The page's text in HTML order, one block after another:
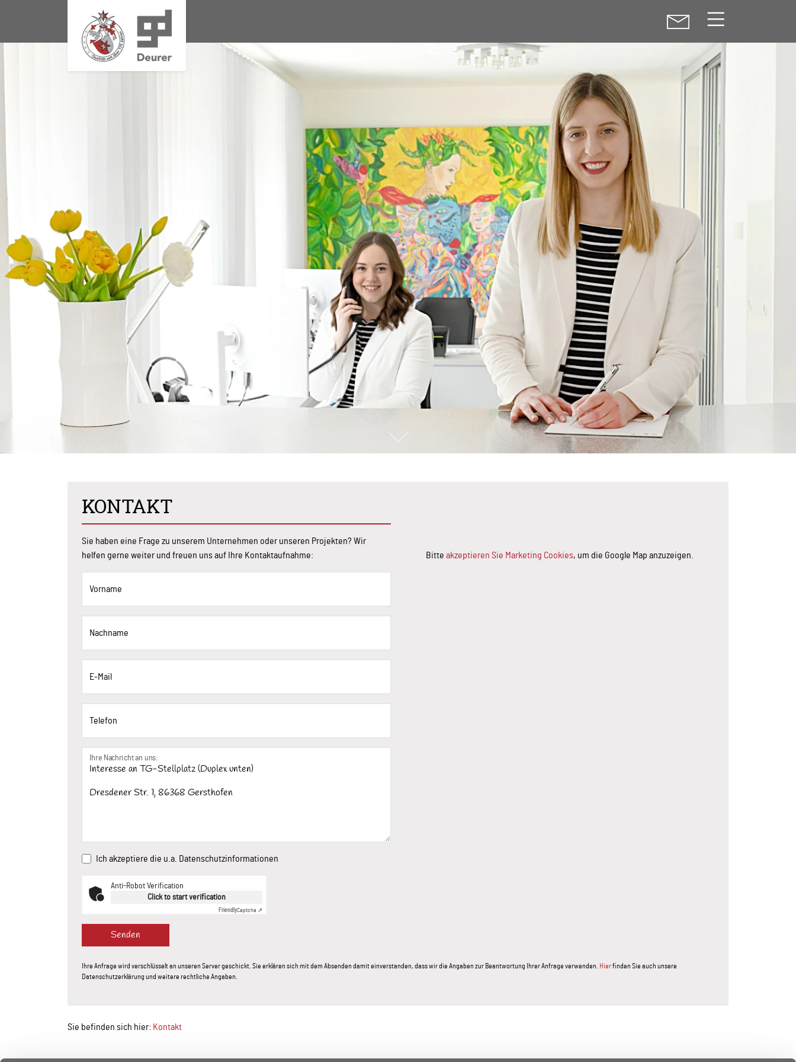
KONTAKT
Sie haben eine Frage zu unserem Unternehmen oder unseren Projekten? Wir
helfen gerne weiter und freuen uns auf Ihre Kontaktaufnahme:
Vorname
Nachname
E-Mail
Telefon
Ihre Nachricht an uns:
Ich akzeptiere die u.a. Datenschutzinformationen
Anti-Robot Verification
Click to start verification
FriendlyCaptcha ⇗
Senden
Bitte akzeptieren Sie Marketing Cookies, um die Google Map anzuzeigen.
Ihre Anfrage wird verschlüsselt an unseren Server geschickt. Sie erklären sich mit dem Absenden damit einverstanden, dass wir die Angaben zur Beantwortung Ihrer Anfrage verwenden. Hierfinden Sie auch unsere
Datenschutzerklärung und weitere rechtliche Angaben.
Sie befinden sich hier: Kontakt